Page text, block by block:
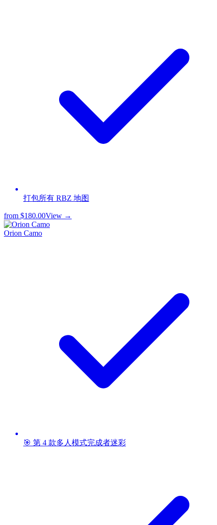
打包所有 RBZ 地图
from $180.00View →
Orion Camo
🎯 第 4 款多人模式完成者迷彩